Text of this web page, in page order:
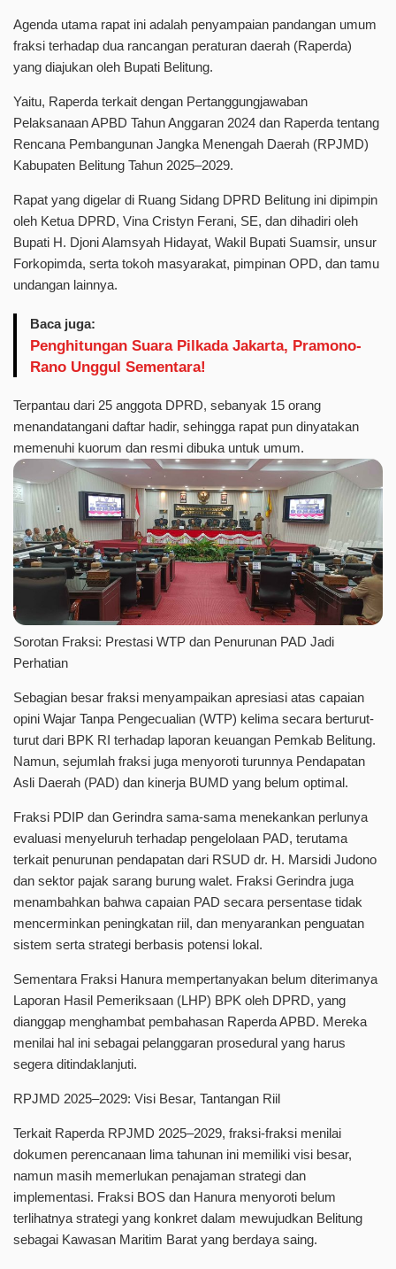
Agenda utama rapat ini adalah penyampaian pandangan umum
fraksi terhadap dua rancangan peraturan daerah (Raperda)
yang diajukan oleh Bupati Belitung.
Yaitu, Raperda terkait dengan Pertanggungjawaban
Pelaksanaan APBD Tahun Anggaran 2024 dan Raperda tentang
Rencana Pembangunan Jangka Menengah Daerah (RPJMD)
Kabupaten Belitung Tahun 2025–2029.
Rapat yang digelar di Ruang Sidang DPRD Belitung ini dipimpin
oleh Ketua DPRD, Vina Cristyn Ferani, SE, dan dihadiri oleh
Bupati H. Djoni Alamsyah Hidayat, Wakil Bupati Suamsir, unsur
Forkopimda, serta tokoh masyarakat, pimpinan OPD, dan tamu
undangan lainnya.
Baca juga:
Penghitungan Suara Pilkada Jakarta, Pramono-
Rano Unggul Sementara!
Terpantau dari 25 anggota DPRD, sebanyak 15 orang
menandatangani daftar hadir, sehingga rapat pun dinyatakan
memenuhi kuorum dan resmi dibuka untuk umum.
Sorotan Fraksi: Prestasi WTP dan Penurunan PAD Jadi
Perhatian
Sebagian besar fraksi menyampaikan apresiasi atas capaian
opini Wajar Tanpa Pengecualian (WTP) kelima secara berturut-
turut dari BPK RI terhadap laporan keuangan Pemkab Belitung.
Namun, sejumlah fraksi juga menyoroti turunnya Pendapatan
Asli Daerah (PAD) dan kinerja BUMD yang belum optimal.
Fraksi PDIP dan Gerindra sama-sama menekankan perlunya
evaluasi menyeluruh terhadap pengelolaan PAD, terutama
terkait penurunan pendapatan dari RSUD dr. H. Marsidi Judono
dan sektor pajak sarang burung walet. Fraksi Gerindra juga
menambahkan bahwa capaian PAD secara persentase tidak
mencerminkan peningkatan riil, dan menyarankan penguatan
sistem serta strategi berbasis potensi lokal.
Sementara Fraksi Hanura mempertanyakan belum diterimanya
Laporan Hasil Pemeriksaan (LHP) BPK oleh DPRD, yang
dianggap menghambat pembahasan Raperda APBD. Mereka
menilai hal ini sebagai pelanggaran prosedural yang harus
segera ditindaklanjuti.
RPJMD 2025–2029: Visi Besar, Tantangan Riil
Terkait Raperda RPJMD 2025–2029, fraksi-fraksi menilai
dokumen perencanaan lima tahunan ini memiliki visi besar,
namun masih memerlukan penajaman strategi dan
implementasi. Fraksi BOS dan Hanura menyoroti belum
terlihatnya strategi yang konkret dalam mewujudkan Belitung
sebagai Kawasan Maritim Barat yang berdaya saing.